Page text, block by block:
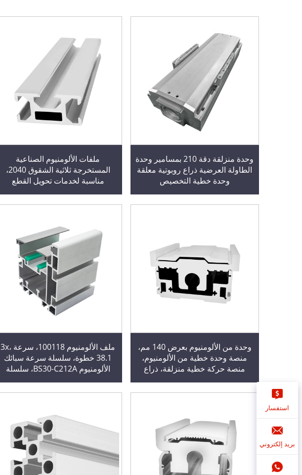
وحدة منزلقة دقة 210 بمسامير وحدة
الطاولة العرضية ذراع روبوتية معلقة
وحدة خطية التخصيص
ملفات الألومنيوم الصناعية
المستخرجة ثلاثية الشقوق 2040،
مناسبة لخدمات تحويل القطع
وحدة من الألومنيوم بعرض 140 مم،
منصة وحدة خطية من الألومنيوم،
منصة حركة خطية منزلقة، ذراع
ملف الألومنيوم 100118، سرعة 3x،
38.1 خطوة، سلسلة سرعة سبائك
الألومنيوم BS30-C212A، سلسلة
استفسار
بريد إلكتروني